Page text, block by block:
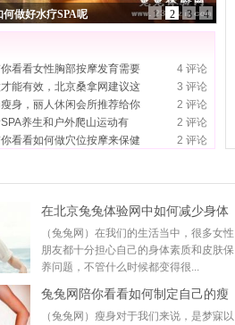
做好水疗SPA呢 1 2 3 4
4 评论
看看女性胸部按摩发育需要
3 评论
能有效，北京桑拿网建议这
2 评论
身，丽人休闲会所推荐给你
2 评论
养生和户外爬山运动有
2 评论
看看如何做穴位按摩来保健
在北京兔兔体验网中如何减少身体
（兔兔网）在我们的生活当中，很多女性
朋友都十分担心自己的身体素质和皮肤保
养问题，不管什么时候都变得很...
兔兔网陪你看看如何制定自己的瘦
（兔兔网）瘦身对于我们来说，是梦寐以